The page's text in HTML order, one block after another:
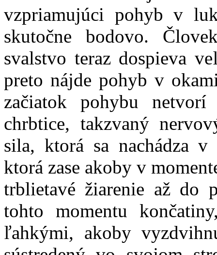
vzpriamujúci pohyb v
skutočne bodovo.
svalstvo teraz dospieva
preto nájde pohyb v
začiatok pohybu
chrbtice, takzvaný
sila, ktorá sa nachádza
ktorá zase akoby v
trblietavé žiarenie až do
tohto momentu
ľahkými, akoby